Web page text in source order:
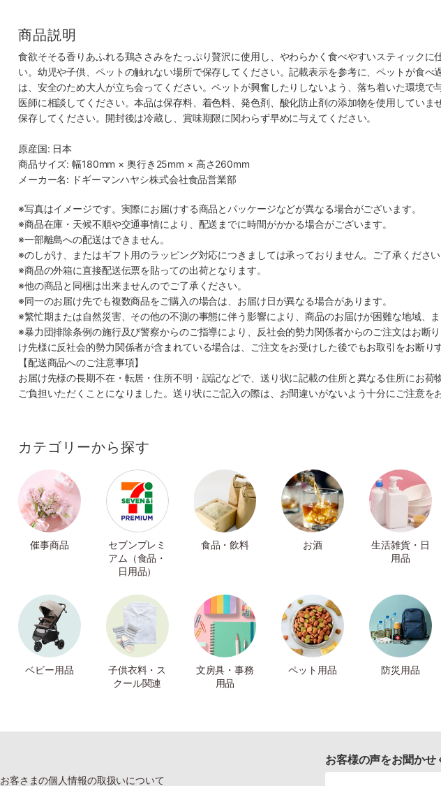
商品説明
食欲そそる香りあふれる鶏ささみをたっぷり贅沢に使用し、やわらかく食べやすいスティックに
い。幼児や子供、ペットの触れない場所で保存してください。記載表示を参考に、ペットが食
は、安全のため大人が立ち会ってください。ペットが興奮したりしないよう、落ち着いた環境
医師に相談してください。本品は保存料、着色料、発色剤、酸化防止剤の添加物を使用してい
保存してください。開封後は冷蔵し、賞味期限に関わらず早めに与えてください。
原産国: 日本
商品サイズ: 幅180mm × 奥行き25mm × 高さ260mm
メーカー名: ドギーマンハヤシ株式会社食品営業部
※写真はイメージです。実際にお届けする商品とパッケージなどが異なる場合がございます。
※商品在庫・天候不順や交通事情により、配送までに時間がかかる場合がございます。
※一部離島への配送はできません。
※のしがけ、またはギフト用のラッピング対応につきましては承っておりません。ご了承ください
※商品の外箱に直接配送伝票を貼っての出荷となります。
※他の商品と同梱は出来ませんのでご了承ください。
※同一のお届け先でも複数商品をご購入の場合は、お届け日が異なる場合があります。
※繁忙期または自然災害、その他の不測の事態に伴う影響により、商品のお届けが困難な地域、
※暴力団排除条例の施行及び警察からのご指導により、反社会的勢力関係者からのご注文はお断
け先様に反社会的勢力関係者が含まれている場合は、ご注文をお受けした後でもお取引をお断り
【配送商品へのご注意事項】
お届け先様の長期不在・転居・住所不明・誤記などで、送り状に記載の住所と異なる住所にお
ご負担いただくことになりました。送り状にご記入の際は、お間違いがないよう十分にご注意を
カテゴリーから探す
催事商品
セブンプレミ
アム（食品・
日用品）
食品・飲料 お酒
生活雑貨・日
用品
ベビー用品
子供衣料・ス
クール関連
文房具・事務
用品
ペット用品 防災用品
お客さまの個人情報の取扱いについて
お客様の声をお聞かせ